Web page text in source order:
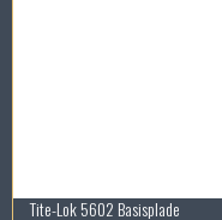
Tite-Lok 5602 Basisplade